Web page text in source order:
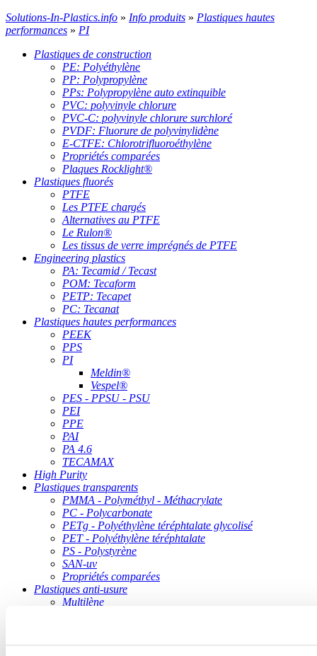
Solutions-In-Plastics.info » Info produits » Plastiques hautes
performances » PI
Plastiques de construction
PE: Polyéthylène
PP: Polypropylène
PPs: Polypropylène auto extinquible
PVC: polyvinyle chlorure
PVC-C: polyvinyle chlorure surchloré
PVDF: Fluorure de polyvinylidène
E-CTFE: Chlorotrifluoroéthylène
Propriétés comparées
Plaques Rocklight®
Plastiques fluorés
PTFE
Les PTFE chargés
Alternatives au PTFE
Le Rulon®
Les tissus de verre imprégnés de PTFE
Engineering plastics
PA: Tecamid / Tecast
POM: Tecaform
PETP: Tecapet
PC: Tecanat
Plastiques hautes performances
PEEK
PPS
PI
Meldin®
Vespel®
PES - PPSU - PSU
PEI
PPE
PAI
PA 4.6
TECAMAX
High Purity
Plastiques transparents
PMMA - Polyméthyl - Méthacrylate
PC - Polycarbonate
PETg - Polyéthylène téréphtalate glycolisé
PET - Polyéthylène téréphtalate
PS - Polystyrène
SAN-uv
Propriétés comparées
Plastiques anti-usure
Multilène